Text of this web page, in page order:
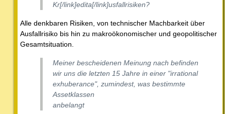
Kr[/link]edita[/link]usfallrisiken?
Alle denkbaren Risiken, von technischer Machbarkeit über
Ausfallrisiko bis hin zu makroökonomischer und geopolitischer
Gesamtsituation.
Meiner bescheidenen Meinung nach befinden
wir uns die letzten 15 Jahre in einer "irrational
exhuberance", zumindest, was bestimmte
Assetklassen
anbelangt